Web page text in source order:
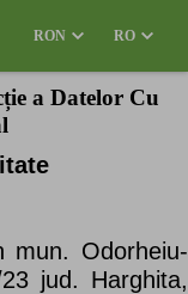
RON RO
a Datelor Cu
mun. Odorheiu-
jud. Harghita,